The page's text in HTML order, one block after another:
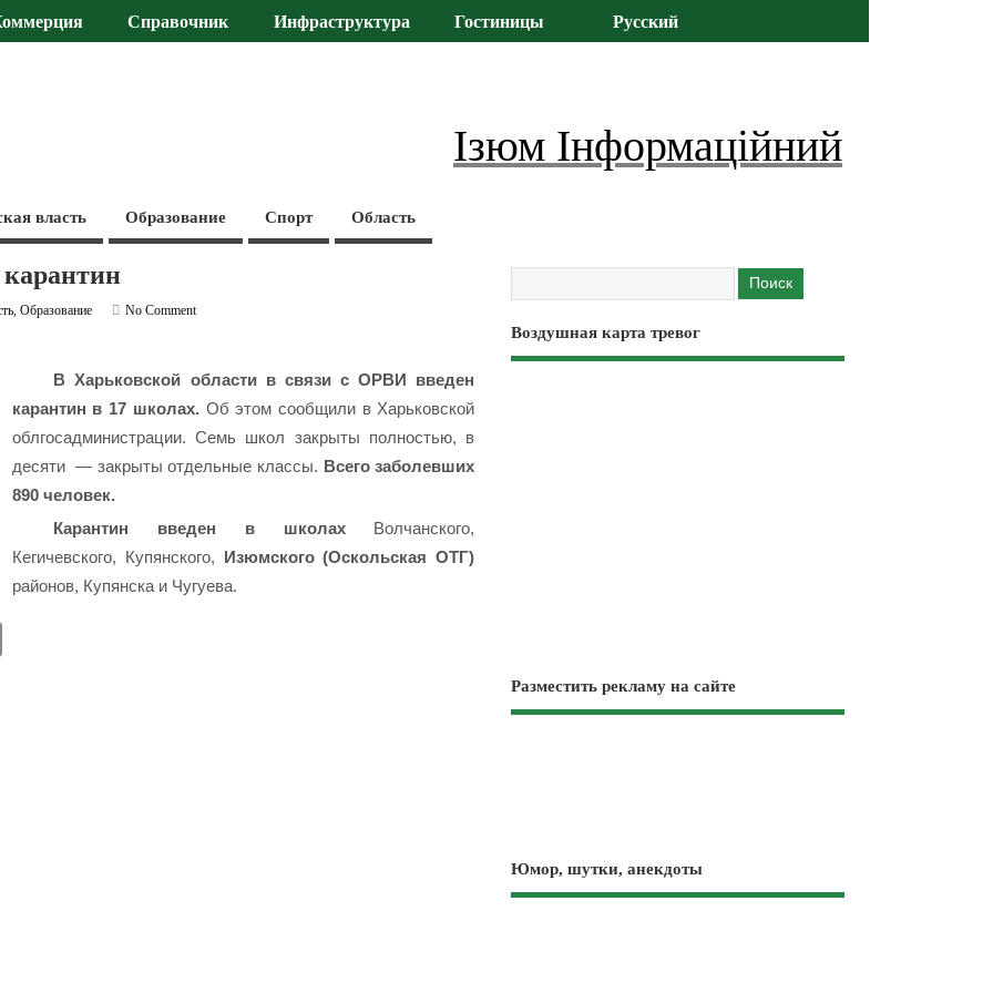
Справочник Инфраструктура Гостиницы Русский
Ізюм Інформаційний
власть Образование Спорт Область
,Образование
No Comment
В Харьковской области в связи с ОРВИ введен
карантин в 17 школах. Об этом сообщили в Харьковской
облгосадминистрации. Семь школ закрыты полностью, в
десяти — закрыты отдельные классы. Всего заболевших
890 человек.
Карантин введен в школахВолчанского,
Кегичевского, Купянского, Изюмского (Оскольская ОТГ)
районов, Купянска и Чугуева.
Воздушная карта тревог
Разместить рекламу на сайте
Юмор, шутки, анекдоты